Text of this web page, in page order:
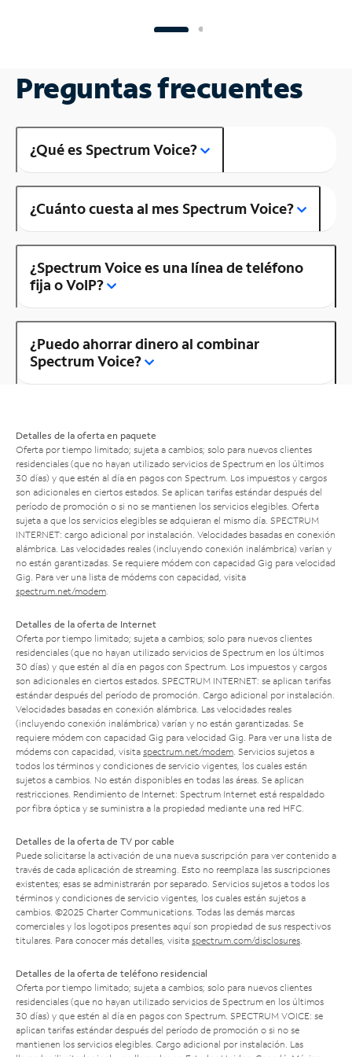
Preguntas frecuentes
¿Qué es Spectrum Voice?
¿Cuánto cuesta al mes Spectrum Voice?
¿Spectrum Voice es una línea de teléfono
fija o VoIP?
¿Puedo ahorrar dinero al combinar
Spectrum Voice?
Detalles de la oferta en paquete
Oferta por tiempo limitado; sujeta a cambios; solo para nuevos clientes
residenciales (que no hayan utilizado servicios de Spectrum en los últimos
30 días) y que estén al día en pagos con Spectrum. Los impuestos y cargos
son adicionales en ciertos estados. Se aplican tarifas estándar después del
período de promoción o si no se mantienen los servicios elegibles. Oferta
sujeta a que los servicios elegibles se adquieran el mismo día. SPECTRUM
INTERNET: cargo adicional por instalación. Velocidades basadas en conexión
alámbrica. Las velocidades reales (incluyendo conexión inalámbrica) varían y
no están garantizadas. Se requiere módem con capacidad Gig para velocidad
Gig. Para ver una lista de módems con capacidad, visita
spectrum.net/modem
Detalles de la oferta de Internet
Oferta por tiempo limitado; sujeta a cambios; solo para nuevos clientes
residenciales (que no hayan utilizado servicios de Spectrum en los últimos
30 días) y que estén al día en pagos con Spectrum. Los impuestos y cargos
son adicionales en ciertos estados. SPECTRUM INTERNET: se aplican tarifas
estándar después del período de promoción. Cargo adicional por instalación.
Velocidades basadas en conexión alámbrica. Las velocidades reales
(incluyendo conexión inalámbrica) varían y no están garantizadas. Se
requiere módem con capacidad Gig para velocidad Gig. Para ver una lista de
módems con capacidad, visita spectrum.net/modem . Servicios sujetos a
todos los términos y condiciones de servicio vigentes, los cuales están
sujetos a cambios. No están disponibles en todas las áreas. Se aplican
restricciones. Rendimiento de Internet: Spectrum Internet está respaldado
por fibra óptica y se suministra a la propiedad mediante una red HFC.
Detalles de la oferta de TV por cable
Puede solicitarse la activación de una nueva suscripción para ver contenido a
través de cada aplicación de streaming. Esto no reemplaza las suscripciones
existentes; esas se administrarán por separado. Servicios sujetos a todos los
términos y condiciones de servicio vigentes, los cuales están sujetos a
cambios. ©2025 Charter Communications. Todas las demás marcas
comerciales y los logotipos presentes aquí son propiedad de sus respectivos
titulares. Para conocer más detalles, visita spectrum.com/disclosures
Detalles de la oferta de teléfono residencial
Oferta por tiempo limitado; sujeta a cambios; solo para nuevos clientes
residenciales (que no hayan utilizado servicios de Spectrum en los últimos
30 días) y que estén al día en pagos con Spectrum. SPECTRUM VOICE: se
aplican tarifas estándar después del período de promoción o si no se
mantienen los servicios elegibles. Cargo adicional por instalación. Las